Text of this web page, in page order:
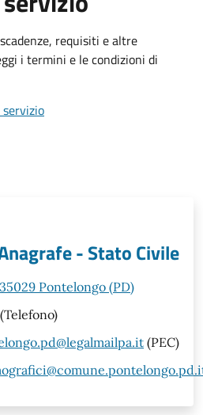
requisiti e altre
i termini e le condizioni di
- Stato Civile
Pontelongo (PD)
(Telefono)
(PEC)